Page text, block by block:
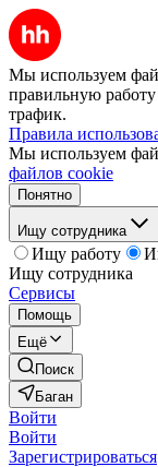
Мы используем
правильную работу
трафик.
Правила
Мы используем
файлов cookie
Понятно
Ищу сотрудника
Ищу работу
Ищу сотрудника
Сервисы
Помощь
Ещё
Поиск
Баган
Войти
Войти
Зарегистрироваться